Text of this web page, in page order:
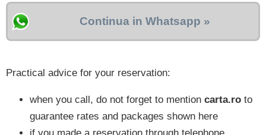
Continua in Whatsapp »
Practical advice for your reservation:
when you call, do not forget to mention carta.ro to
guarantee rates and packages shown here